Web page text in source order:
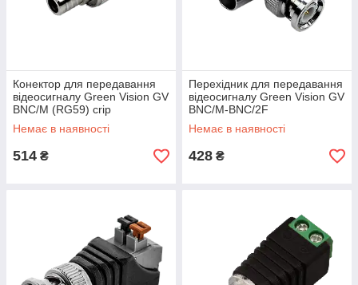
Конектор для передавання
відеосигналу Green Vision GV
BNC/M (RG59) crip
Немає в наявності
514 ₴
Перехідник для передавання
відеосигналу Green Vision GV
BNC/M-BNC/2F
Немає в наявності
428 ₴